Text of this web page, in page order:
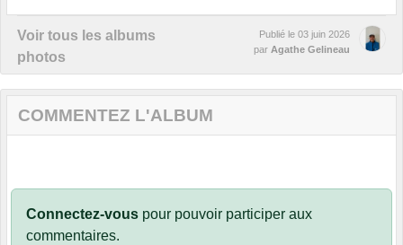
Voir tous les albums
photos
Publié le 03 juin 2026
par Agathe Gelineau
COMMENTEZ L'ALBUM
Connectez-vous pour pouvoir participer aux
commentaires.